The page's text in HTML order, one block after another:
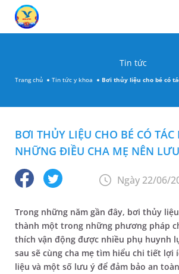
Tin tức
Trang chủ Tin tức y khoa Bơi thủy liệu cho bé có tác dụng gì
BƠI THỦY LIỆU CHO BÉ CÓ
NHỮNG ĐIỀU CHA MẸ NÊN
Ngày 22/06/
Trong những năm gần đây, bơi thủy
thành một trong những phương pháp
thích vận động được nhiều phụ huynh
sau sẽ cùng cha mẹ tìm hiểu chi tiết lợi
liệu và một số lưu ý để đảm bảo an